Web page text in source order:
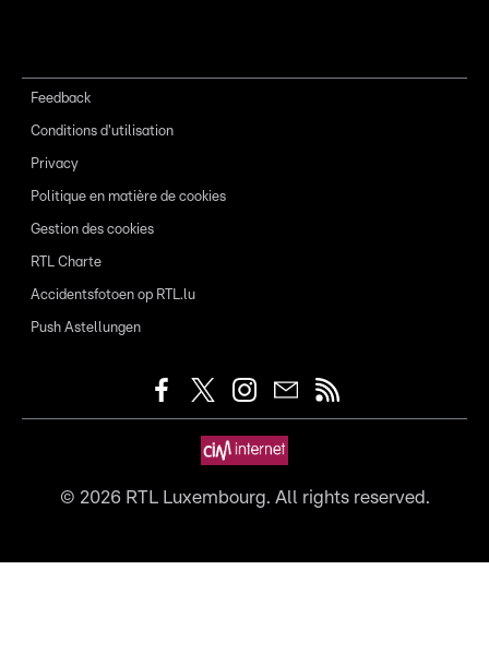
Feedback
Conditions d'utilisation
Privacy
Politique en matière de cookies
Gestion des cookies
RTL Charte
Accidentsfotoen op RTL.lu
Push Astellungen
© 2026RTL Luxembourg. All rights reserved.